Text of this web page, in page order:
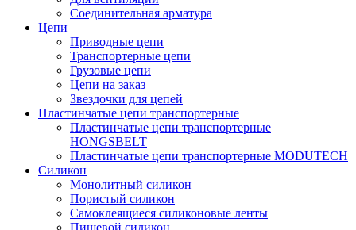
Соединительная арматура
Цепи
Приводные цепи
Транспортерные цепи
Грузовые цепи
Цепи на заказ
Звездочки для цепей
Пластинчатые цепи транспортерные
Пластинчатые цепи транспортерные
HONGSBELT
Пластинчатые цепи транспортерные MODUTECH
Силикон
Монолитный силикон
Пористый силикон
Самоклеящиеся силиконовые ленты
Пищевой силикон